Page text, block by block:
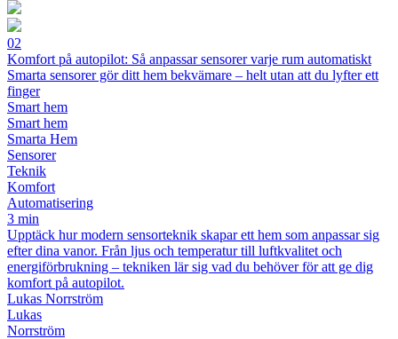
02
Komfort på autopilot: Så anpassar sensorer varje rum automatiskt
Smarta sensorer gör ditt hem bekvämare – helt utan att du lyfter ett
finger
Smart hem
Smart hem
Smarta Hem
Sensorer
Teknik
Komfort
Automatisering
3 min
Upptäck hur modern sensorteknik skapar ett hem som anpassar sig
efter dina vanor. Från ljus och temperatur till luftkvalitet och
energiförbrukning – tekniken lär sig vad du behöver för att ge dig
komfort på autopilot.
Lukas Norrström
Lukas
Norrström